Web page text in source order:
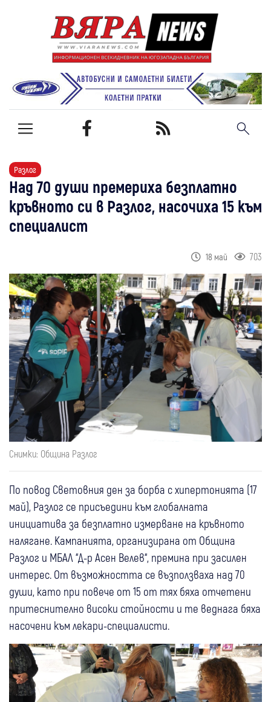
Разлог
Над 70 души премериха безплатно
кръвното си в Разлог, насочиха 15 към
специалист
18 май 703
Снимки: Община Разлог
По повод Световния ден за борба с хипертонията (17
май), Разлог се присъедини към глобалната
инициатива за безплатно измерване на кръвното
налягане. Кампанията, организирана от Община
Разлог и МБАЛ “Д-р Асен Велев“, премина при засилен
интерес. От възможността се възползваха над 70
души, като при повече от 15 от тях бяха отчетени
притеснително високи стойности и те веднага бяха
насочени към лекари-специалисти.